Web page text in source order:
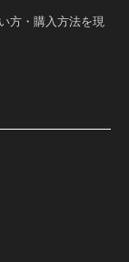
方・購入方法を現